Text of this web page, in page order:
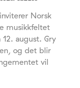
Norsk
musikkfeltet
august. Gry
og det blir
vil